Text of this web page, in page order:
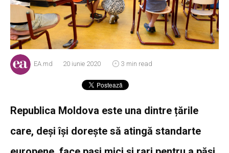
EA.md 20 iunie 2020 3 min read
Republica Moldova este una dintre țările
care, deși își dorește să atingă standarte